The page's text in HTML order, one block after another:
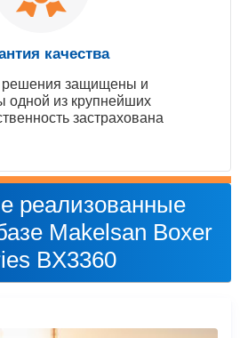
качества
защищены и
одной из крупнейших
застрахована
реализованные
Makelsan Boxer
BX3360